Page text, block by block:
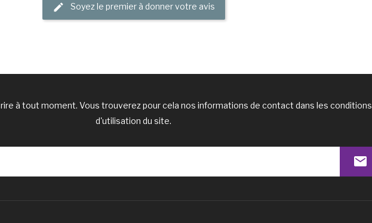
Soyez le premier à donner votre avis
à tout moment. Vous trouverez pour cela nos informations de contact dans les conditions
d'utilisation du site.